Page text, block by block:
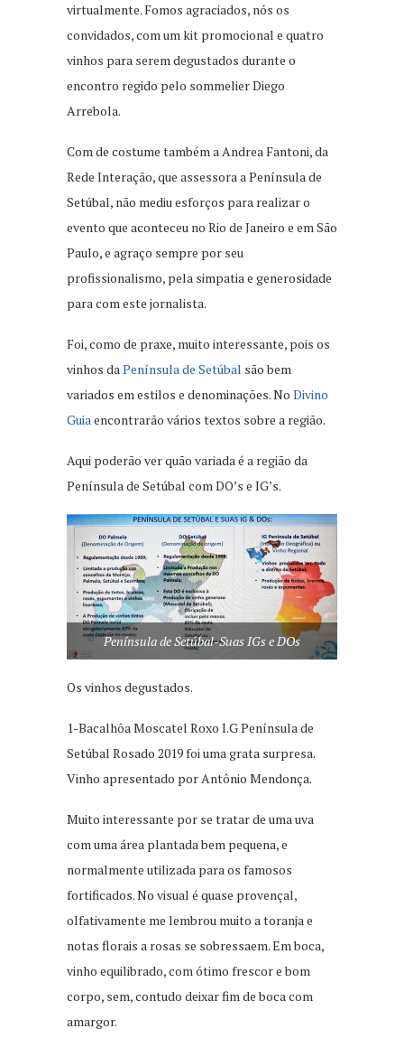
virtualmente. Fomos agraciados, nós os
convidados, com um kit promocional e quatro
vinhos para serem degustados durante o
encontro regido pelo sommelier Diego
Arrebola.
Com de costume também a Andrea Fantoni, da
Rede Interação, que assessora a Península de
Setúbal, não mediu esforços para realizar o
evento que aconteceu no Rio de Janeiro e em São
Paulo, e agraço sempre por seu
profissionalismo, pela simpatia e generosidade
para com este jornalista.
Foi, como de praxe, muito interessante, pois os
vinhos daPenínsula de Setúbal são bem
variados em estilos e denominações. No Divino
Guiaencontrarão vários textos sobre a região.
Aqui poderão ver quão variada é a região da
Península de Setúbal com DO’s e IG’s.
Península de Setúbal-Suas IGs e DOs
Os vinhos degustados.
1-Bacalhôa Moscatel Roxo I.G Península de
Setúbal Rosado 2019 foi uma grata surpresa.
Vinho apresentado por Antônio Mendonça.
Muito interessante por se tratar de uma uva
com uma área plantada bem pequena, e
normalmente utilizada para os famosos
fortificados. No visual é quase provençal,
olfativamente me lembrou muito a toranja e
notas florais a rosas se sobressaem. Em boca,
vinho equilibrado, com ótimo frescor e bom
corpo, sem, contudo deixar fim de boca com
amargor.